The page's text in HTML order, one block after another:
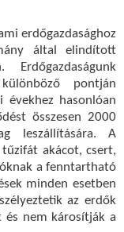
erdőgazdasághoz
által elindított
Erdőgazdaságunk
pontján
évekhez hasonlóan
összesen 2000
leszállítására. A
akácot, csert,
a fenntartható
minden esetben
az erdők
és nem károsítják a